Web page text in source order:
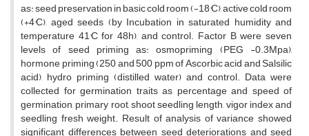
as: seed preservation in basic cold room (-18°C), active cold room
(+4°C), aged seeds (by Incubation in saturated humidity and
temperature 41°C for 48h), and control. Factor B were seven
levels of seed priming as: osmopriming (PEG -0.3Mpa),
hormone priming (250 and 500 ppm of Ascorbic acid and Salsilic
acid), hydro priming (distilled water) and control. Data were
collected for germination traits as percentage and speed of
germination, primary root, shoot seedling length, vigor index and
seedling fresh weight. Result of analysis of variance showed